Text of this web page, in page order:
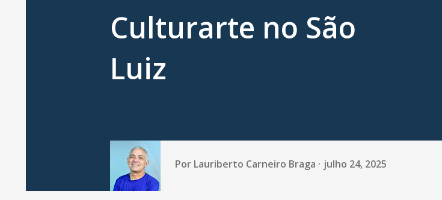
Culturarte no São
Luiz
Por Lauriberto Carneiro Braga julho 24, 2025